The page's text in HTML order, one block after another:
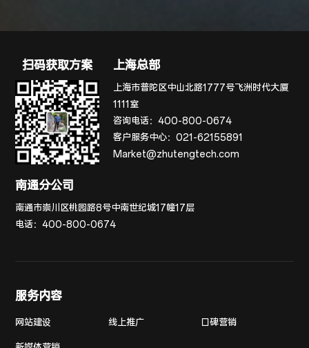
扫码获取方案 上海总部
上海市普陀区中山北路1777号飞洲时代大厦
1111室
咨询电话：400-800-0674
客户服务中心：021-62155891
Market@zhutengtech.com
南通分公司
南通市崇川区桃园路8号中南世纪城17幢17层
电话：400-800-0674
服务内容
网站建设 线上推广 口碑营销